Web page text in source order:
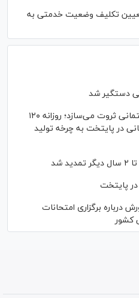
تعیین تکلیف وضعیت خدمتی به
دستگیر شد
شهری که از نخاله‌های ساختمانی ثروت می‌سازد؛ روزانه ۱۲۰
در پایتخت به چرخه تولید
پایتخت
درباره برگزاری امتحانات